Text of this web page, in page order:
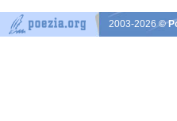
2003-2026©